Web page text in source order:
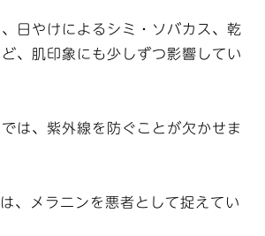
日やけによるシミ・ソバカス、乾
、肌印象にも少しずつ影響してい
は、紫外線を防ぐことが欠かせま
、メラニンを悪者として捉えてい